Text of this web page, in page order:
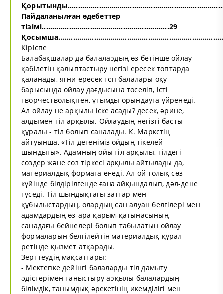
Пайдаланылған әдебеттер
тізімі.............................................................29
Кіріспе
Балабақшалар да балалардың өз бетінше ойлау
қабілетін қалыптастыру негізі ересек топтарда
қаланады, яғни ересек топ балалары оқу
барысында ойлау дағдысына төселіп, істі
творчестволықпен, ұтымды орындауға үйренеді.
Ал ойлау не арқылы іске асады? десек, әрине,
алдымен тіл арқылы. Ойлаудың негізгі басты
құралы - тіл болып саналады. К. Маркстің
айтуынша, «Тіл дегеніміз ойдың тікелей
шындығы». Адамның ойы тіл арқылы, тілдегі
сөздер және сөз тіркесі арқылы айтылады да,
материалдық формаға енеді. Ал ой толық сөз
күйінде білдірілгенде ғана айқындалып, дәл-дене
түседі. Тіл шындықтағы заттар мен
құбылыстардың, олардың сан алуан белгілері мен
адамдардың өз-ара қарым-қатынасының
санадағы бейнелері болып табылатын ойлау
формаларын белгілейтін материалдық құрал
ретінде қызмет атқарады.
Зерттеудің мақсаттары:
- Мектепке дейінгі балаларды тіл дамыту
әдістерімен таныстыру арқылы балалардың
білімдік, танымдық әрекетінің икемділігі мен